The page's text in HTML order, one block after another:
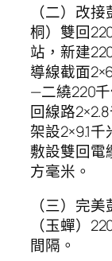
（二）改
桐）雙回
站，新建
導線截面
—二繞220
回線路
架設2×9.1
敷設雙回電
方毫米。
（三）完
（玉蟬）
間隔。